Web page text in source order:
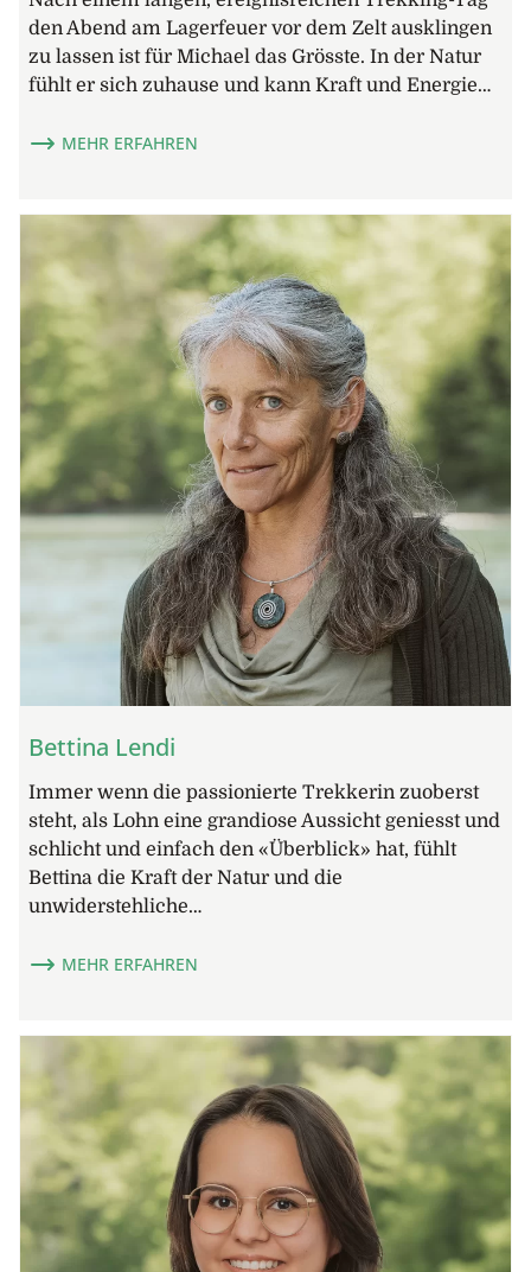
den Abend am Lagerfeuer vor dem Zelt ausklingen
zu lassen ist für Michael das Grösste. In der Natur
fühlt er sich zuhause und kann Kraft und Energie…
MEHR ERFAHREN
Bettina Lendi
Immer wenn die passionierte Trekkerin zuoberst
steht, als Lohn eine grandiose Aussicht geniesst und
schlicht und einfach den «Überblick» hat, fühlt
Bettina die Kraft der Natur und die
unwiderstehliche…
MEHR ERFAHREN